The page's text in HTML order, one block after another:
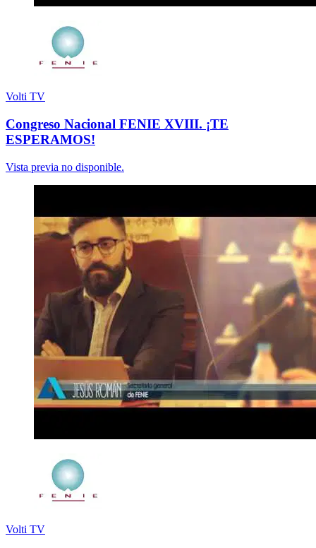
Volti TV
Congreso Nacional FENIE XVIII. ¡TE
ESPERAMOS!
Vista previa no disponible.
Volti TV